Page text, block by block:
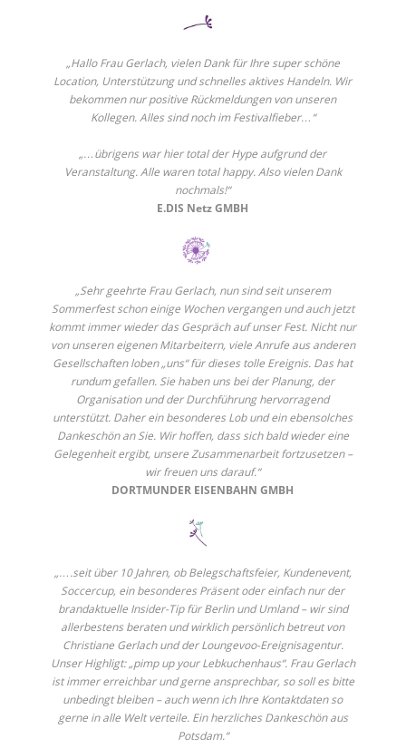
„Hallo Frau Gerlach, vielen Dank für Ihre super schöne
Location, Unterstützung und schnelles aktives Handeln. Wir
bekommen nur positive Rückmeldungen von unseren
Kollegen. Alles sind noch im Festivalfieber…“
„…übrigens war hier total der Hype aufgrund der
Veranstaltung. Alle waren total happy. Also vielen Dank
nochmals!“
E.DIS Netz GMBH
„Sehr geehrte Frau Gerlach, nun sind seit unserem
Sommerfest schon einige Wochen vergangen und auch jetzt
kommt immer wieder das Gespräch auf unser Fest. Nicht nur
von unseren eigenen Mitarbeitern, viele Anrufe aus anderen
Gesellschaften loben „uns“ für dieses tolle Ereignis. Das hat
rundum gefallen. Sie haben uns bei der Planung, der
Organisation und der Durchführung hervorragend
unterstützt. Daher ein besonderes Lob und ein ebensolches
Dankeschön an Sie. Wir hoffen, dass sich bald wieder eine
Gelegenheit ergibt, unsere Zusammenarbeit fortzusetzen –
wir freuen uns darauf.“
DORTMUNDER EISENBAHN GMBH
„….seit über 10 Jahren, ob Belegschaftsfeier, Kundenevent,
Soccercup, ein besonderes Präsent oder einfach nur der
brandaktuelle Insider-Tip für Berlin und Umland – wir sind
allerbestens beraten und wirklich persönlich betreut von
Christiane Gerlach und der Loungevoo-Ereignisagentur.
Unser Highligt: „pimp up your Lebkuchenhaus“. Frau Gerlach
ist immer erreichbar und gerne ansprechbar, so soll es bitte
unbedingt bleiben – auch wenn ich Ihre Kontaktdaten so
gerne in alle Welt verteile. Ein herzliches Dankeschön aus
Potsdam.“